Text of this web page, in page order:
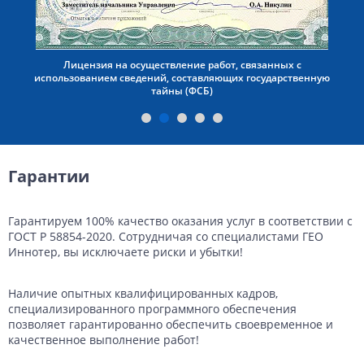
Лицензия на осуществление работ, связанных с
использованием сведений, составляющих государственную
тайны (ФСБ)
Гарантии
Гарантируем 100% качество оказания услуг в соответствии с
ГОСТ Р 58854-2020. Сотрудничая со специалистами ГЕО
Иннотер, вы исключаете риски и убытки!
Наличие опытных квалифицированных кадров,
специализированного программного обеспечения
позволяет гарантированно обеспечить своевременное и
качественное выполнение работ!